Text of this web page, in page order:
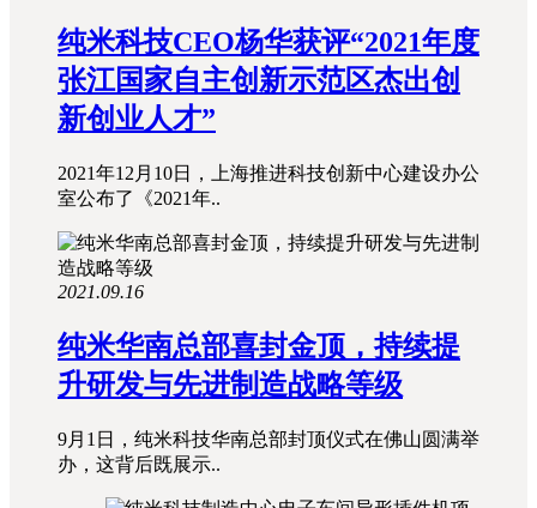
纯米科技CEO杨华获评“2021年度
张江国家自主创新示范区杰出创
新创业人才”
2021年12月10日，上海推进科技创新中心建设办公
室公布了《2021年..
2021.09.16
纯米华南总部喜封金顶，持续提
升研发与先进制造战略等级
9月1日，纯米科技华南总部封顶仪式在佛山圆满举
办，这背后既展示..